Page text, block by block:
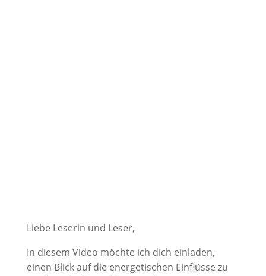
Liebe Leserin und Leser,
In diesem Video möchte ich dich einladen,
einen Blick auf die energetischen Einflüsse zu